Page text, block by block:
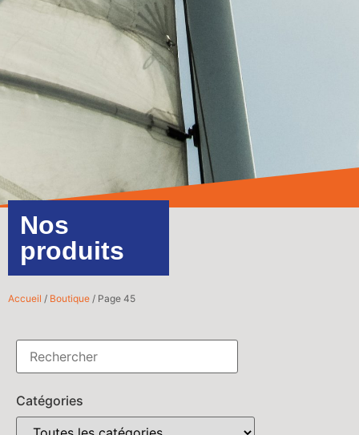
Nos
produits
Accueil / Boutique / Page 45
Catégories